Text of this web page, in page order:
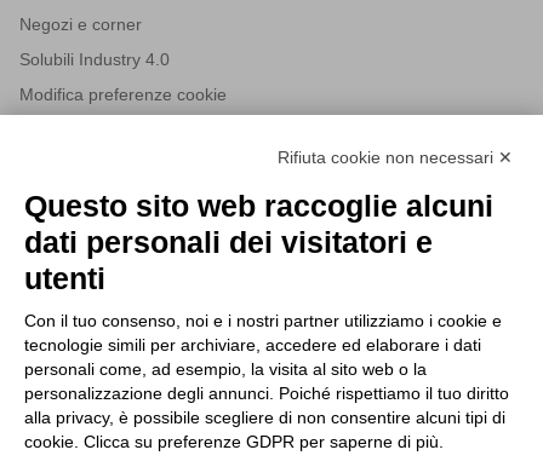
Negozi e corner
Solubili Industry 4.0
Modifica preferenze cookie
NEWSLETTER
Iscriviti alla nostra newsletter per rimanere sempre aggiornato
sulle novità del mondo HORECA e per ricevere offerte esclusive.
Acconsento al trattamento dei dati personali come specificato
nella nostra privacy policy.
ISCRIVITI ALLA NEWSLETTER
Tutti i nuovi prodotti in anteprima e offerte esclusive.
Rifiuta cookie non necessari ✕
Questo sito web raccoglie alcuni
dati personali dei visitatori e
utenti
Con il tuo consenso, noi e i nostri partner utilizziamo i cookie e
tecnologie simili per archiviare, accedere ed elaborare i dati
personali come, ad esempio, la visita al sito web o la
personalizzazione degli annunci. Poiché rispettiamo il tuo diritto
alla privacy, è possibile scegliere di non consentire alcuni tipi di
cookie. Clicca su preferenze GDPR per saperne di più.